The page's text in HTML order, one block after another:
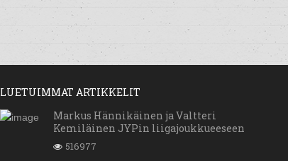
LUETUIMMAT ARTIKKELIT
Markus Hännikäinen ja Valtteri
Kemiläinen JYPin liigajoukkueeseen
516977